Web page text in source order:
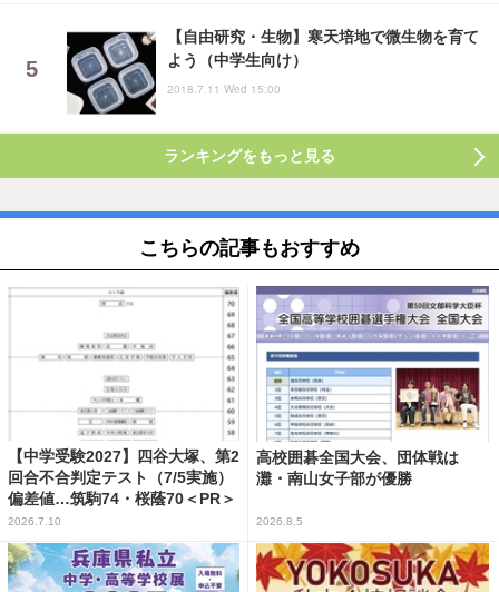
【自由研究・生物】寒天培地で微生物を育て
よう（中学生向け）
2018.7.11 Wed 15:00
ランキングをもっと見る
こちらの記事もおすすめ
【中学受験2027】四谷大塚、第2
回合不合判定テスト（7/5実施）
偏差値…筑駒74・桜蔭70＜PR＞
2026.7.10
高校囲碁全国大会、団体戦は
灘・南山女子部が優勝
2026.8.5